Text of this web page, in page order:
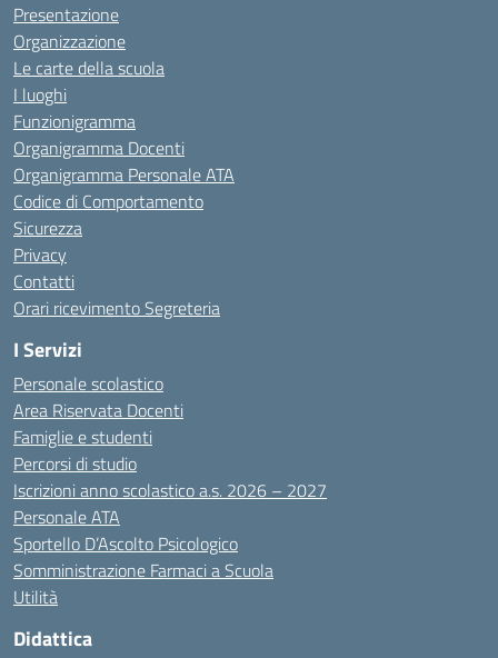
Presentazione
Organizzazione
Le carte della scuola
I luoghi
Funzionigramma
Organigramma Docenti
Organigramma Personale ATA
Codice di Comportamento
Sicurezza
Privacy
Contatti
Orari ricevimento Segreteria
I Servizi
Personale scolastico
Area Riservata Docenti
Famiglie e studenti
Percorsi di studio
Iscrizioni anno scolastico a.s. 2026 – 2027
Personale ATA
Sportello D’Ascolto Psicologico
Somministrazione Farmaci a Scuola
Utilità
Didattica